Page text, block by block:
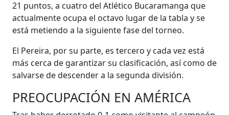
21 puntos, a cuatro del Atlético Bucaramanga que
actualmente ocupa el octavo lugar de la tabla y se
está metiendo a la siguiente fase del torneo.
El Pereira, por su parte, es tercero y cada vez está
más cerca de garantizar su clasificación, así como de
salvarse de descender a la segunda división.
PREOCUPACIÓN EN AMÉRICA